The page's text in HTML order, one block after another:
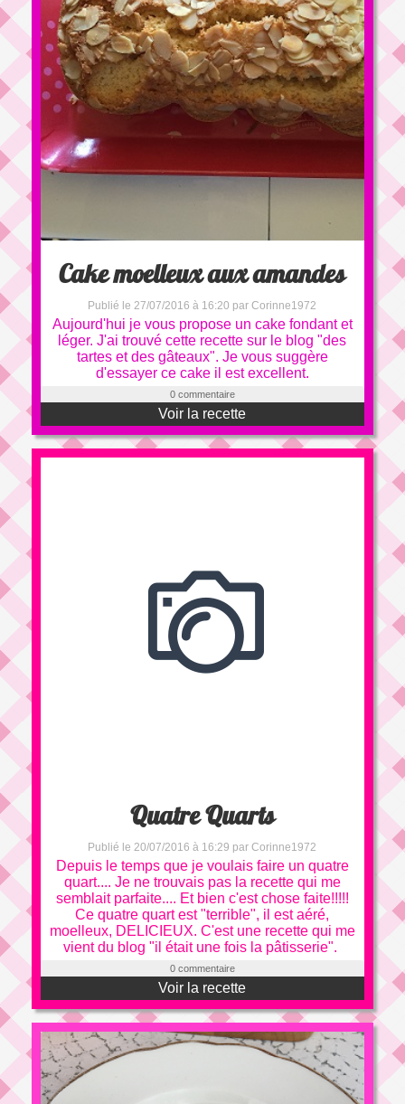
Cake moelleux aux amandes
Publié le 27/07/2016 à 16:20 par Corinne1972
Aujourd'hui je vous propose un cake fondant et
léger. J'ai trouvé cette recette sur le blog "des
tartes et des gâteaux". Je vous suggère
d'essayer ce cake il est excellent.
0 commentaire
Voir la recette
Quatre Quarts
Publié le 20/07/2016 à 16:29 par Corinne1972
Depuis le temps que je voulais faire un quatre
quart.... Je ne trouvais pas la recette qui me
semblait parfaite.... Et bien c'est chose faite!!!!!
Ce quatre quart est "terrible", il est aéré,
moelleux, DELICIEUX. C'est une recette qui me
vient du blog "il était une fois la pâtisserie".
0 commentaire
Voir la recette